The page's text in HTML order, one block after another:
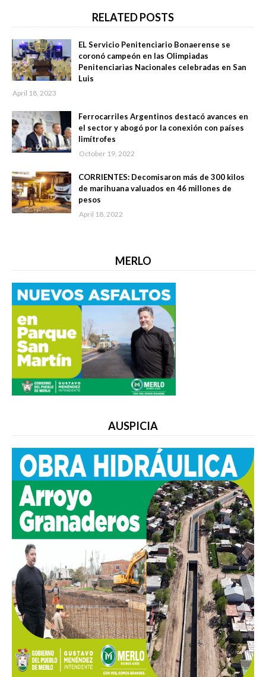
RELATED POSTS
EL Servicio Penitenciario Bonaerense se
coronó campeón en las Olimpiadas
Penitenciarias Nacionales celebradas en San
Luis
April 18, 2023
Ferrocarriles Argentinos destacó avances en
el sector y abogó por la conexión con países
limítrofes
October 19, 2022
CORRIENTES: Decomisaron más de 300 kilos
de marihuana valuados en 46 millones de
pesos
April 18, 2022
MERLO
AUSPICIA